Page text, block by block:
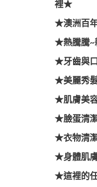
裡★
★澳洲百
★熱騰騰~
★牙齒與
★美麗秀
★肌膚美
★臉蛋清
★衣物清
★身體肌
★這裡的